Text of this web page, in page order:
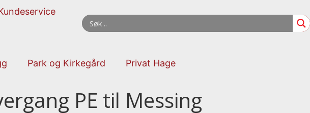
Park og Kirkegård Privat Hage
PE til Messing